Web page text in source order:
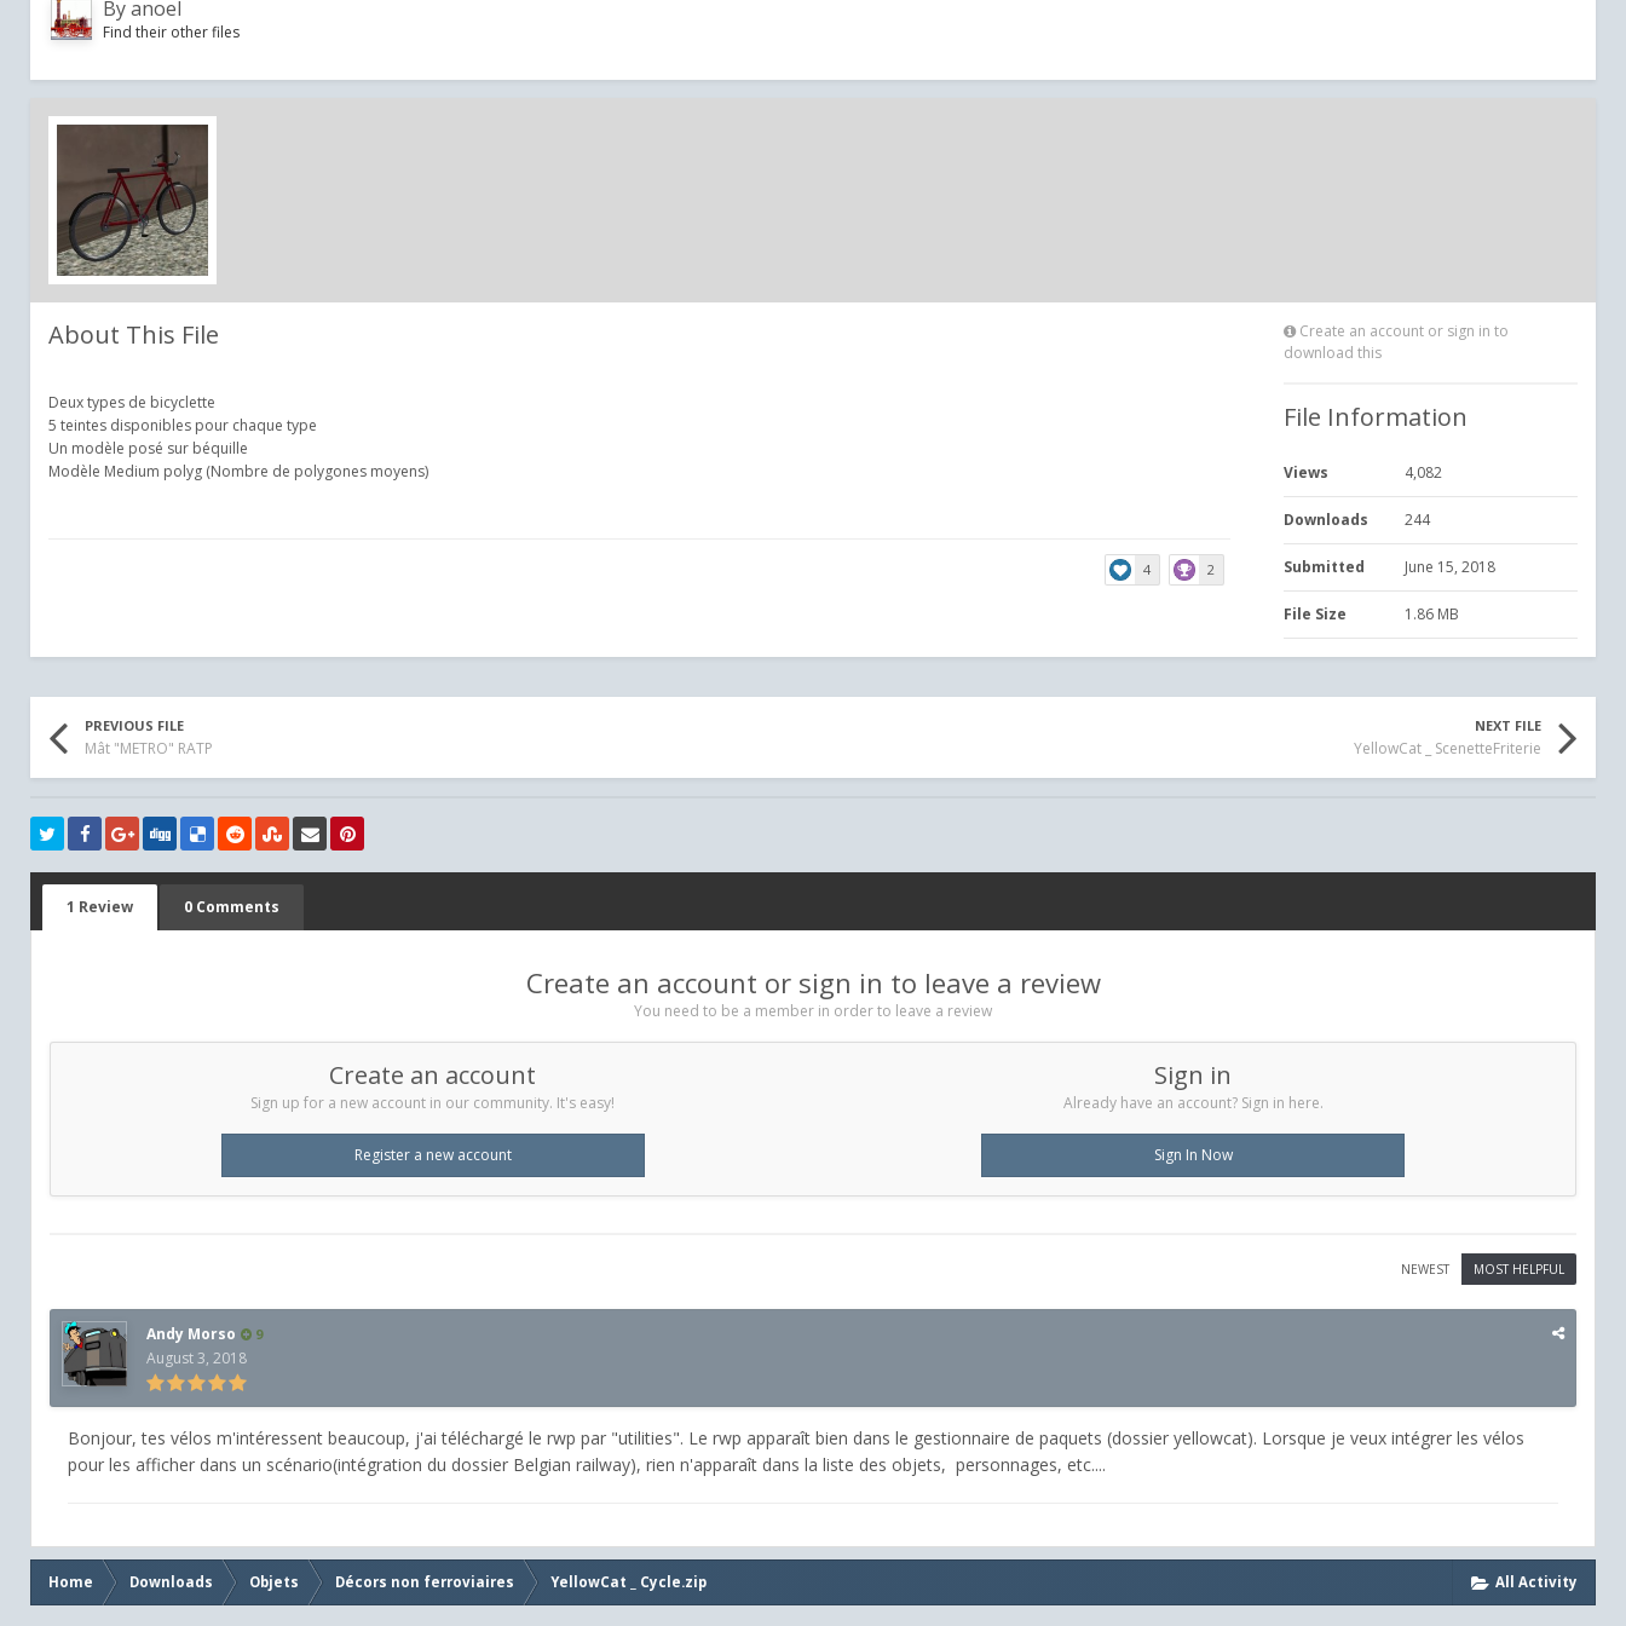
Byanoel
Find their other files
About This File
Deux types de bicyclette
5 teintes disponibles pour chaque type
Un modèle posé sur béquille
Modèle Medium polyg (Nombre de polygones moyens)
4 2
Create an account or sign in to
download this
File Information
Views 4,082
Downloads 244
Submitted June 15, 2018
File Size 1.86 MB
PREVIOUS FILE
Mât "METRO" RATP
NEXT FILE
YellowCat _ ScenetteFriterie
1 Review 0 Comments
Create an account or sign in to leave a review
You need to be a member in order to leave a review
Create an account
Sign up for a new account in our community. It's easy!
Register a new account
Sign in
Already have an account? Sign in here.
Sign In Now
MOST HELPFUL
NEWEST
Andy Morso 9
August 3, 2018
Bonjour, tes vélos m'intéressent beaucoup, j'ai téléchargé le rwp par "utilities". Le rwp apparaît bien dans le gestionnaire de paquets (dossier yellowcat). Lorsque je veux intégrer les vélos
pour les afficher dans un scénario(intégration du dossier Belgian railway), rien n'apparaît dans la liste des objets, personnages, etc....
All Activity
Home Downloads Objets Décors non ferroviaires YellowCat _ Cycle.zip